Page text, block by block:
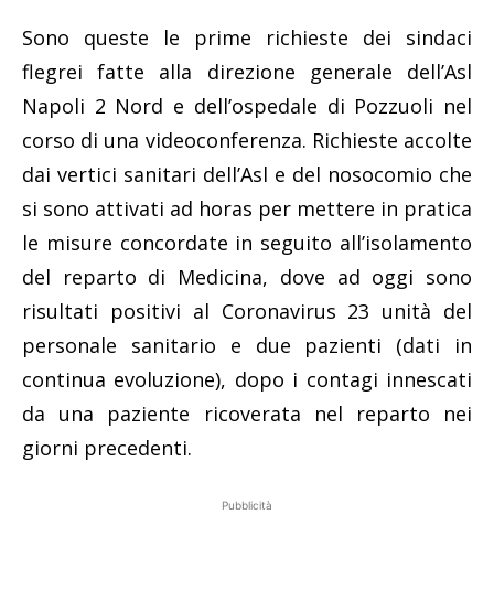
Sono queste le prime richieste dei sindaci
flegrei fatte alla direzione generale dell’Asl
Napoli 2 Nord e dell’ospedale di Pozzuoli nel
corso di una videoconferenza. Richieste accolte
dai vertici sanitari dell’Asl e del nosocomio che
si sono attivati ad horas per mettere in pratica
le misure concordate in seguito all’isolamento
del reparto di Medicina, dove ad oggi sono
risultati positivi al Coronavirus 23 unità del
personale sanitario e due pazienti (dati in
continua evoluzione), dopo i contagi innescati
da una paziente ricoverata nel reparto nei
giorni precedenti.
Pubblicità